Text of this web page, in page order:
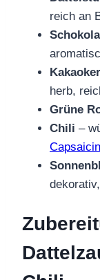
reich an
herb,
Grüne
Chili –
Capsaicin